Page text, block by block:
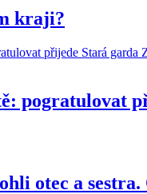
kraji?
pogratulovat
otec a sestra.